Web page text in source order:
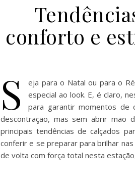
conforto e
S
eja para o Natal ou para o
especial ao look. E, é claro,
para garantir momentos de
descontração, mas sem abrir mão
principais tendências de calçados
conferir e se preparar para brilhar
de volta com força total nesta